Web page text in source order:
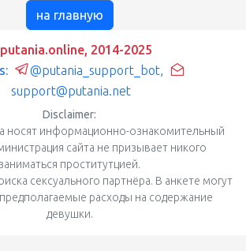
на главную
2014-2025
@putania_support_bot,
support@putania.net
Disclaimer:
носят информационно-ознакомительный
сайта не призывает никого
заниматься проститутцией.
сексуального партнёра. В анкете могут
расходы на содержание
девушки.